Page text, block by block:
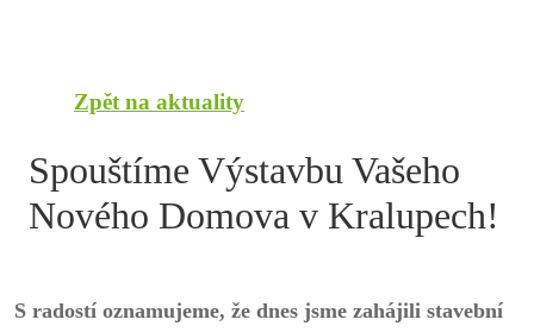
Zpět na aktuality
Spouštíme Výstavbu Vašeho
Nového Domova v Kralupech!
S radostí oznamujeme, že dnes jsme zahájili stavební